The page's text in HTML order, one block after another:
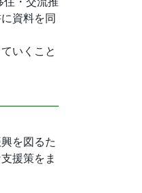
資料を同
いくこと
を図るた
援策をま